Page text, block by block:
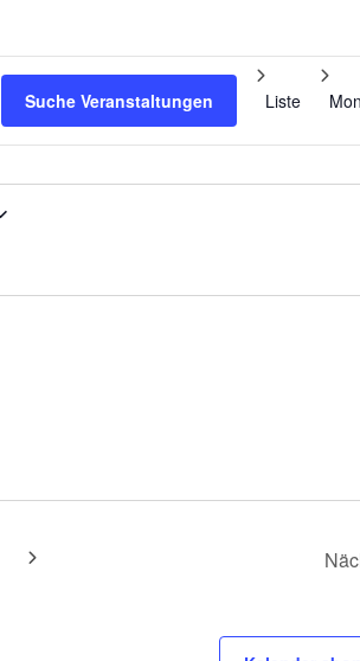
Suche Veranstaltungen Liste